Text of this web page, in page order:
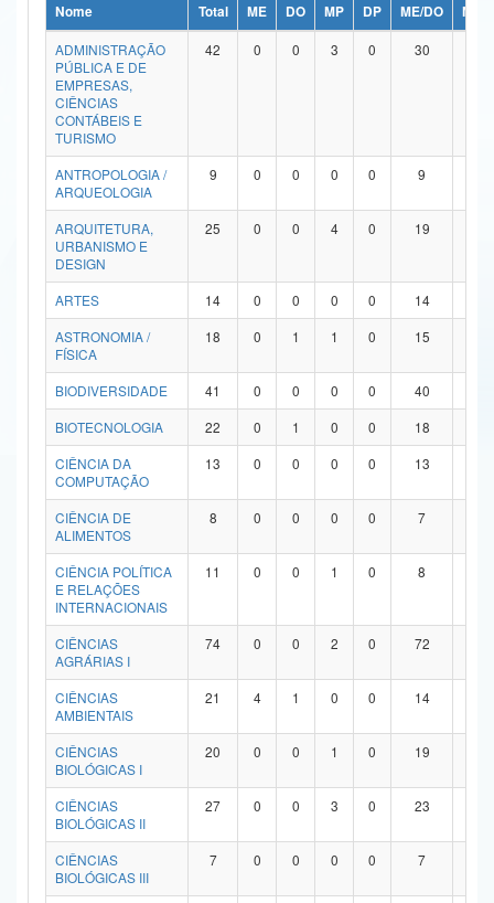
Ministério da Ciência, Tecnologia, Inovações e Comunicações
Ministério do Meio Ambiente
Ministério do Turismo
Ministério do Desenvolvimento Regional
Controladoria-Geral da União
Ministério da Mulher, da Família e dos Direitos Humanos
Secretaria de Governo
Advocacia-Geral da União
Banco Central do Brasil
Nome Total ME DO MP DP ME/DO
MP/
ADMINISTRAÇÃO
PÚBLICA E DE
EMPRESAS,
CIÊNCIAS
CONTÁBEIS E
TURISMO
42 0 0 3 0 30
ANTROPOLOGIA /
ARQUEOLOGIA
9 0 0 0 0 9
ARQUITETURA,
URBANISMO E
DESIGN
25 0 0 4 0 19
ARTES 14 0 0 0 0 14
ASTRONOMIA /
FÍSICA
18 0 1 1 0 15
BIODIVERSIDADE 41 0 0 0 0 40
BIOTECNOLOGIA
22 0 1 0 0 18
CIÊNCIA DA
COMPUTAÇÃO
13 0 0 0 0 13
CIÊNCIA DE
ALIMENTOS
8 0 0 0 0 7
CIÊNCIA POLÍTICA
E RELAÇÕES
INTERNACIONAIS
11 0 0 1 0 8
CIÊNCIAS
AGRÁRIAS I
74 0 0 2 0 72
CIÊNCIAS
AMBIENTAIS
21 4 1 0 0 14
CIÊNCIAS
BIOLÓGICAS I
20 0 0 1 0 19
CIÊNCIAS
BIOLÓGICAS II
27 0 0 3 0 23
CIÊNCIAS
BIOLÓGICAS III
7 0 0 0 0 7